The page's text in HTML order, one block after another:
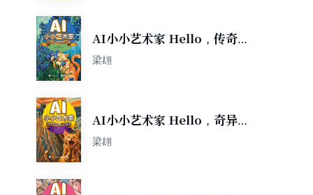
AI小小艺术家 Hello，传奇艺
术大师
梁翃
AI小小艺术家 Hello，奇异的
艺术流派
梁翃